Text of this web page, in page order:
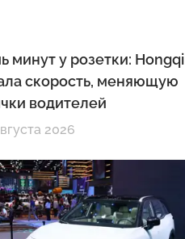
минут у розетки: Hongqi
скорость, меняющую
водителей
2026